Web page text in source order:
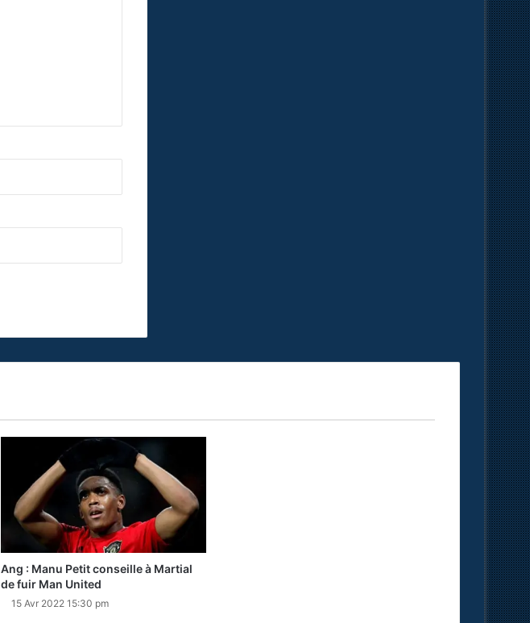
Ang : Manu Petit conseille à Martial
de fuir Man United
15 Avr 2022 15:30 pm